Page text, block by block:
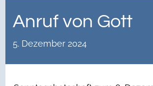
Anruf von Gott
5. Dezember 2024